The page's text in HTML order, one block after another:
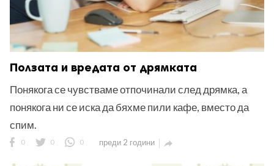
Ползата и вредата от дрямката
Понякога се чувстваме отпочинали след дрямка, а
понякога ни се иска да бяхме пили кафе, вместо да
спим.
0 0 0 преди 2 години 